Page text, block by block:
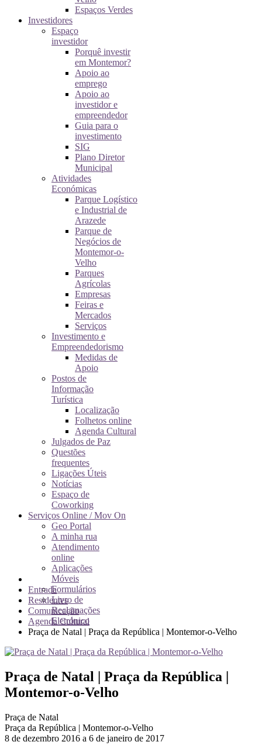
Espaços Verdes
Investidores
Espaço
investidor
Porquê investir
em Montemor?
Apoio ao
emprego
Apoio ao
investidor e
empreendedor
Guia para o
investimento
SIG
Plano Diretor
Municipal
Atividades
Económicas
Parque Logístico
e Industrial de
Arazede
Parque de
Negócios de
Montemor-o-
Velho
Parques
Agrícolas
Empresas
Feiras e
Mercados
Serviços
Investimento e
Empreendedorismo
Medidas de
Apoio
Postos de
Informação
Turística
Localização
Folhetos online
Agenda Cultural
Julgados de Paz
Questões
frequentes
Ligações Úteis
Notícias
Espaço de
Coworking
Serviços Online / Mov On
Geo Portal
A minha rua
Atendimento
online
Aplicações
Móveis
Formulários
Livro de
Reclamações
Eletrónico
Entrada
Residentes
Comunicação
Agenda Cultural
Praça de Natal | Praça da República | Montemor-o-Velho
Praça de Natal | Praça da República |
Montemor-o-Velho
Praça de Natal
Praça da República | Montemor-o-Velho
8 de dezembro 2016 a 6 de janeiro de 2017